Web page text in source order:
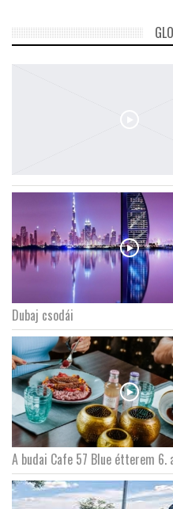
Dubaj csodái
A budai Cafe 57 Blue étterem